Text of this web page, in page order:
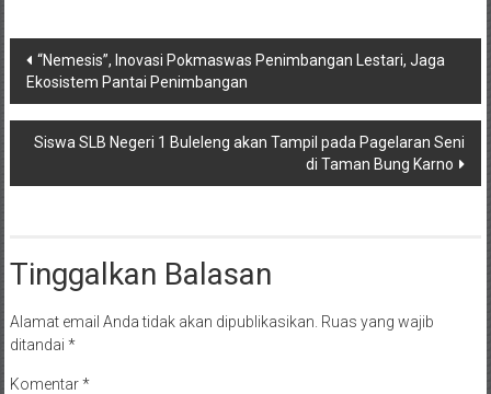
Navigasi
pos
“Nemesis”, Inovasi Pokmaswas Penimbangan Lestari, Jaga
Ekosistem Pantai Penimbangan
Siswa SLB Negeri 1 Buleleng akan Tampil pada Pagelaran Seni
di Taman Bung Karno
Tinggalkan Balasan
Alamat email Anda tidak akan dipublikasikan. Ruas yang wajib
ditandai *
Komentar*